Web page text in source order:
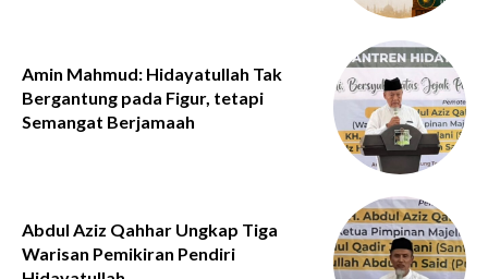
Amin Mahmud: Hidayatullah Tak
Bergantung pada Figur, tetapi
Semangat Berjamaah
Abdul Aziz Qahhar Ungkap Tiga
Warisan Pemikiran Pendiri